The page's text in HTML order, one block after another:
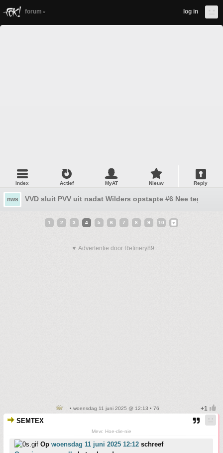
forum log in
Index Actief MyAT Nieuw Reply
nws VVD sluit PVV uit nadat Wilders opstapte #6 Nee tegen de
1 2 3 4 5 6 7 8 9 10
▼ Advertentie door Refinery89
• woensdag 11 juni 2025 @ 12:13 • 76
SEMTEX
Mevr. Hoe-die-nie
Op woensdag 11 juni 2025 12:12 schreef